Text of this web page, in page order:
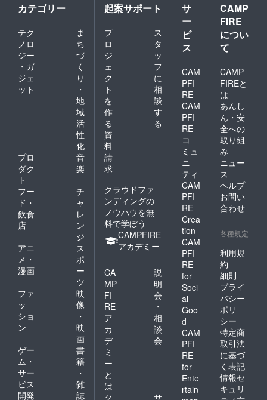
カテゴリー
テク
ノロ
ジー
・ガ
ジェ
ット
ま
ち
づ
く
り
・
地
域
活
性
化
プロ
ダク
ト
音
楽
フー
ド・
飲食
店
チ
ャ
レ
ン
ジ
アニ
メ・
漫画
ス
ポ
ー
ツ
ファ
ッ
ショ
ン
映
像
・
映
画
ゲー
ム・
サー
ビス
開発
書
籍
・
雑
誌
起案サポート
プ
ロ
ジ
ェ
ク
ト
を
作
る
ス
タ
ッ
フ
に
相
談
す
る
資
料
請
求
クラウドファ
ンディングの
ノウハウを無
料で学ぼう
CAMPFIRE
アカデミー
CA
MP
FI
RE
ア
カ
デ
ミ
ー
と
は
説
明
会
・
相
談
会
ク
サ
サ
ー
ビ
ス
CAM
PFI
RE
CAM
PFI
RE
コ
ミュ
ニ
ティ
CAM
PFI
RE
Crea
tion
CAM
PFI
RE
for
Soci
al
Goo
d
CAM
PFI
RE
for
Ente
rtain
CAMP
FIRE
につい
て
CAMP
FIREと
は
あんし
ん・安
全への
取り組
み
ニュー
ス
ヘルプ
お問い
合わせ
各種規定
利用規
約
細則
プライ
バシー
ポリ
シー
特定商
取引法
に基づ
く表記
情報セ
キュリ